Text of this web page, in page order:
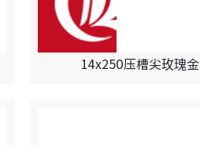
14x250压槽尖玫瑰金